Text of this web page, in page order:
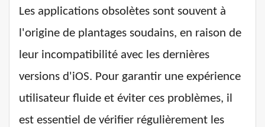
Les applications obsolètes sont souvent à
l'origine de plantages soudains, en raison de
leur incompatibilité avec les dernières
versions d'iOS. Pour garantir une expérience
utilisateur fluide et éviter ces problèmes, il
est essentiel de vérifier régulièrement les